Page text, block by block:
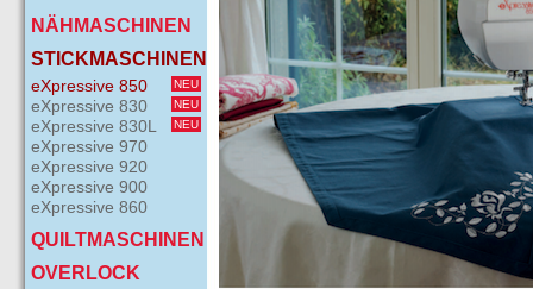
NÄHMASCHINEN
STICKMASCHINEN
NEU
eXpressive 850
NEU
eXpressive 830
NEU
eXpressive 830L
eXpressive 970
eXpressive 920
eXpressive 900
eXpressive 860
QUILTMASCHINEN
OVERLOCK